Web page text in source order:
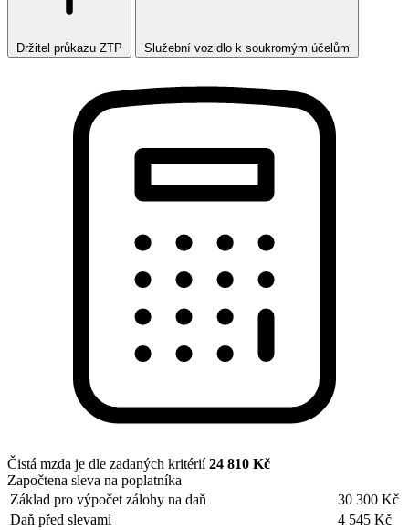
Držitel průkazu ZTP Služební vozidlo k soukromým účelům
Čistá mzda je dle zadaných kritérií24 810 Kč
Započtena sleva na poplatníka
Základ pro výpočet zálohy na daň
30 300 Kč
Daň před slevami
4 545 Kč